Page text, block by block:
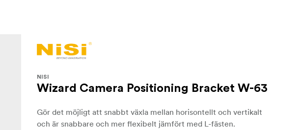
NISI
Wizard Camera Positioning Bracket W-63
Gör det möjligt att snabbt växla mellan horisontellt och vertikalt
och är snabbare och mer flexibelt jämfört med L-fästen.